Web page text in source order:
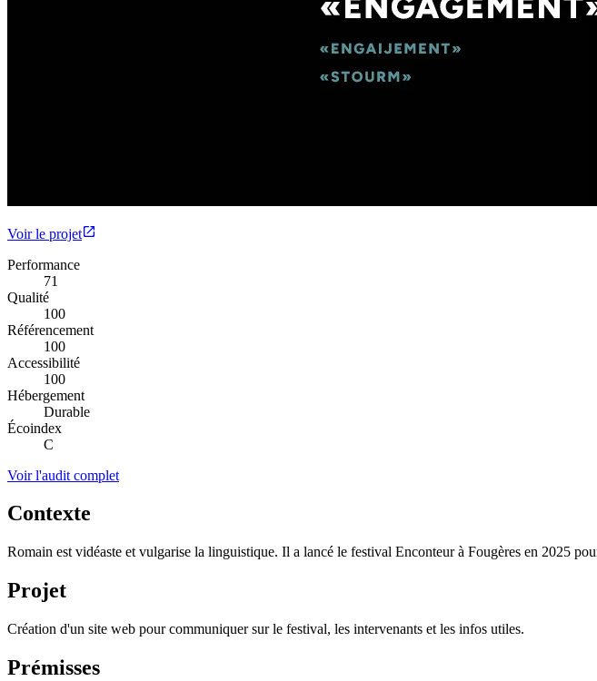
Voir le projet
Performance
71
Qualité
100
Référencement
100
Accessibilité
100
Hébergement
Durable
Écoindex
C
Voir l'audit complet
Contexte
Romain est vidéaste et vulgarise la linguistique. Il a lancé le festival Enconteur à Fougères en 2025
Projet
Création d'un site web pour communiquer sur le festival, les intervenants et les infos utiles.
Prémisses